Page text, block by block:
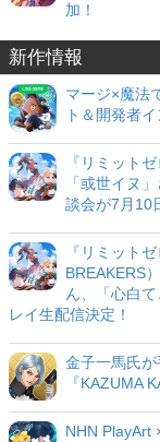
加！
新作情報
マージ×魔法
ト＆開発者
『リミット
「或世イヌ
談会が7月10
『リミット
BREAKERS
ん、「心白
レイ生配信決定！
金子一馬氏
『KAZUMA
NHN PlayArt